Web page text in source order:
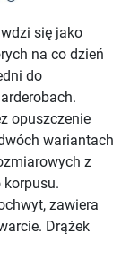
się jako
na co dzień
do
opuszczenie
wariantach
z
zawiera
Drążek